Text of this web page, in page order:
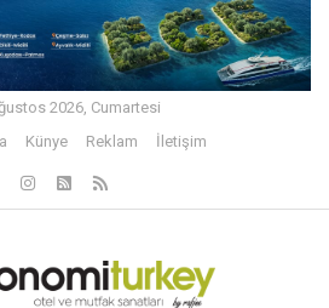
2026, Cumartesi
Künye Reklam İletişim